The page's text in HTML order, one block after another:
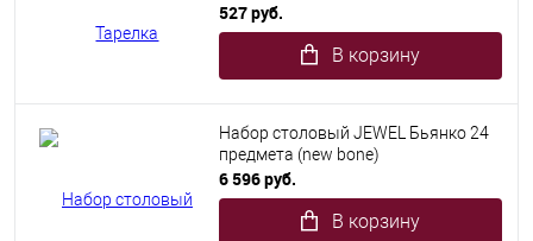
527 руб.
В корзину
Набор столовый JEWEL Бьянко 24
предмета (new bone)
6 596 руб.
В корзину